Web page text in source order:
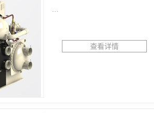
查看详情